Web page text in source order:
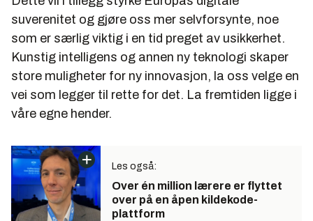
suverenitet og gjøre oss mer selvforsynte, noe
som er særlig viktig i en tid preget av usikkerhet.
Kunstig intelligens og annen ny teknologi skaper
store muligheter for ny innovasjon, la oss velge en
vei som legger til rette for det. La fremtiden ligge i
våre egne hender.
Les også:
Over én million lærere er flyttet
over på en åpen kildekode-
plattform